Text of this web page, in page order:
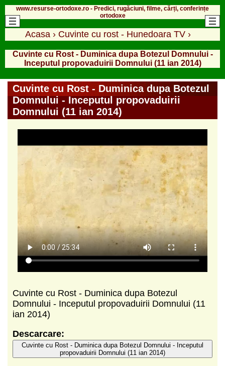
www.resurse-ortodoxe.ro - Predici, rugăciuni, filme, cărți, conferințe
ortodoxe
Acasa › Cuvinte cu rost - Hunedoara TV ›
Cuvinte cu Rost - Duminica dupa Botezul Domnului -
Inceputul propovaduirii Domnului (11 ian 2014)
Cuvinte cu Rost - Duminica dupa Botezul
Domnului - Inceputul propovaduirii
Domnului (11 ian 2014)
Cuvinte cu Rost - Duminica dupa Botezul
Domnului - Inceputul propovaduirii Domnului (11
ian 2014)
Descarcare:
Cuvinte cu Rost - Duminica dupa Botezul Domnului - Inceputul
propovaduirii Domnului (11 ian 2014)